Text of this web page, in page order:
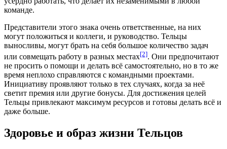
команде.
Представители этого знака очень ответственные, на них
могут положиться и коллеги, и руководство. Тельцы
выносливы, могут брать на себя большое количество задач
или совмещать работу в разных местах[2]. Они предпочитают
не просить о помощи и делать всё самостоятельно, но в то же
время неплохо справляются с командными проектами.
Инициативу проявляют только в тех случаях, когда за неё
светит премия или другие бонусы. Для достижения целей
Тельцы привлекают максимум ресурсов и готовы делать всё и
даже больше.
Здоровье и образ жизни Тельцов